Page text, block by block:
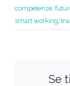
competenze,
smart working,
Se